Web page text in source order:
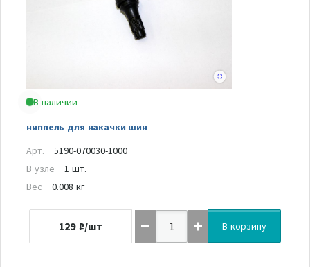
В наличии
ниппель для накачки шин
Арт.
5190-070030-1000
В узле
1 шт.
Вес
0.008 кг
129 ₽/шт В корзину